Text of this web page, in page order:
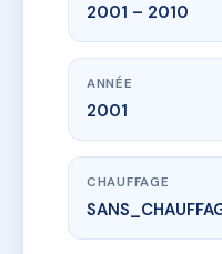
2001 – 2010
ANNÉE
2001
CHAUFFAGE